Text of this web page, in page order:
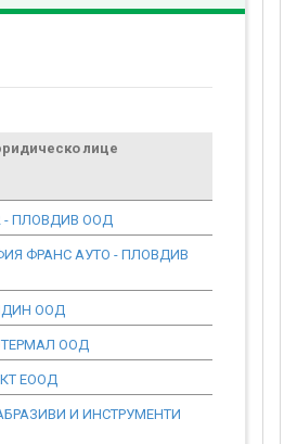
лице
- ПЛОВДИВ ООД
ФРАНС АУТО - ПЛОВДИВ
ООД
ООД
ЕООД
И ИНСТРУМЕНТИ